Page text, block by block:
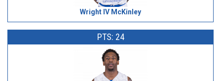
Wright IV McKinley
PTS: 24